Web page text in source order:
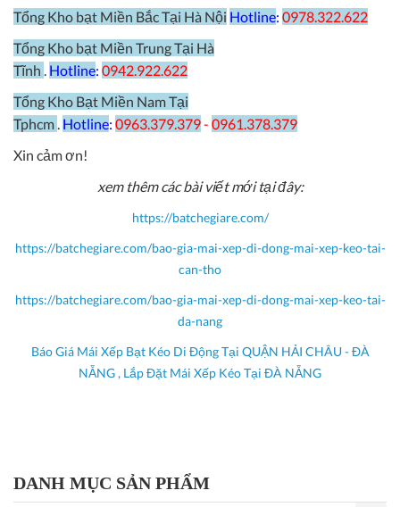
Tổng Kho bạt Miền Bắc Tại Hà Nội Hotline: 0978.322.622
Tổng Kho bạt Miền Trung Tại Hà
Tĩnh . Hotline: 0942.922.622
Tổng Kho Bạt Miền Nam Tại
Tphcm . Hotline: 0963.379.379- 0961.378.379
Xin cảm ơn!
xem thêm các bài viết mới tại đây:
https://batchegiare.com/
https://batchegiare.com/bao-gia-mai-xep-di-dong-mai-xep-keo-tai-
can-tho
https://batchegiare.com/bao-gia-mai-xep-di-dong-mai-xep-keo-tai-
da-nang
Báo Giá Mái Xếp Bạt Kéo Di Động Tại QUẬN HẢI CHÂU - ĐÀ
NẴNG , Lắp Đặt Mái Xếp Kéo Tại ĐÀ NẴNG
DANH MỤC SẢN PHẨM